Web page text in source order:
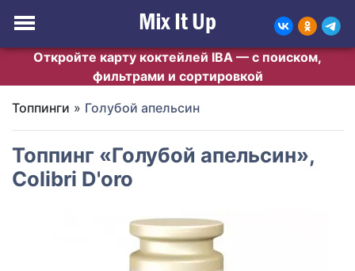
Откройте карту коктейлей IBA — с поиском,
фильтрами и сортировкой
Топпинги » Голубой апельсин
Топпинг «Голубой апельсин»,
Colibri D'oro